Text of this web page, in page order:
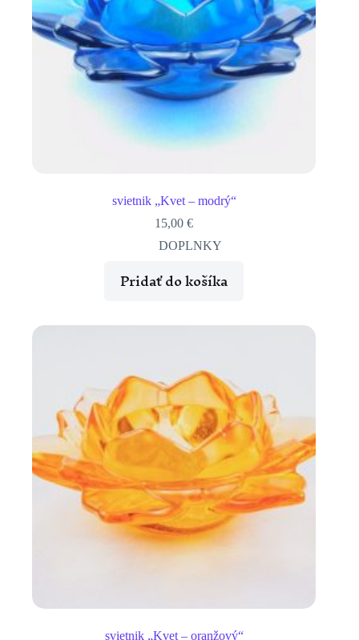
svietnik „Kvet – modrý“
15,00€
DOPLNKY
Pridať do košíka
svietnik „Kvet – oranžový“